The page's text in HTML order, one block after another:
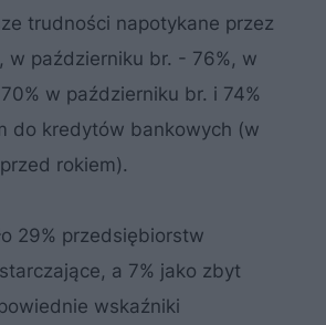
trudności napotykane przez
w październiku br. - 76%, w
w październiku br. i 74%
do kredytów bankowych (w
rokiem).
29% przedsiębiorstw
a 7% jako zbyt
wskaźniki